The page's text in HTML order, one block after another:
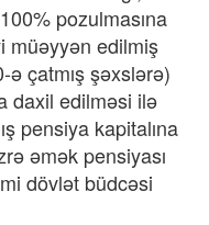
pozulmasına
müəyyən edilmiş
ə çatmış şəxslərə)
daxil edilməsi ilə
pensiya kapitalına
əmək pensiyası
dövlət büdcəsi